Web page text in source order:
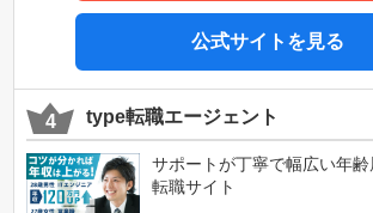
公式サイトを見る
type転職エージェント
サポートが丁寧で幅広い年
転職サイト